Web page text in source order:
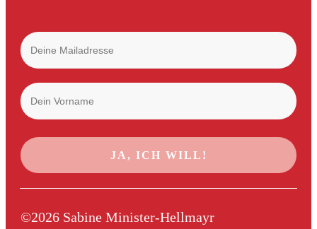
JA, ICH WILL!
©2026 Sabine Minister-Hellmayr